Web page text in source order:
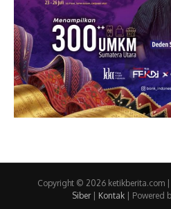
Copyright © 2026 ketikberita.com |
Siber| Kontak| Powered